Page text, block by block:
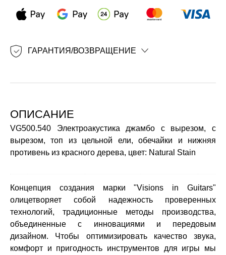
ГАРАНТИЯ/ВОЗВРАЩЕНИЕ
ОПИСАНИЕ
VG500.540 Электроакустика джамбо с вырезом, с
вырезом, топ из цельной ели, обечайки и нижняя
противень из красного дерева, цвет: Natural Stain
Концепция создания марки "Visions in Guitars"
олицетворяет собой надежность проверенных
технологий, традиционные методы производства,
объединенные с инновациями и передовым
дизайном. Чтобы оптимизировать качество звука,
комфорт и пригодность инструментов для игры мы